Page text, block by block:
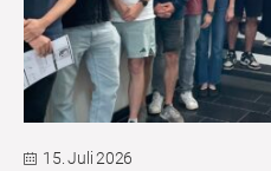
15. Juli 2026